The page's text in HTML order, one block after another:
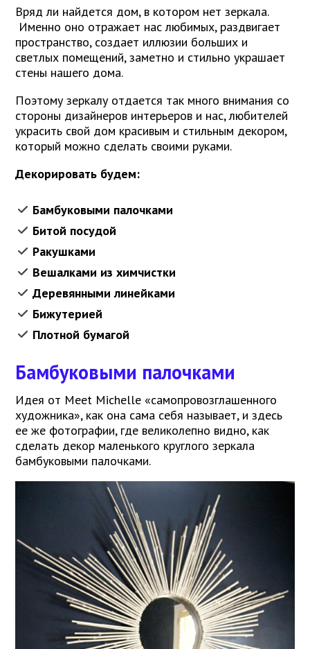
Вряд ли найдется дом, в котором нет зеркала.
Именно оно отражает нас любимых, раздвигает
пространство, создает иллюзии больших и
светлых помещений, заметно и стильно украшает
стены нашего дома.
Поэтому зеркалу отдается так много внимания со
стороны дизайнеров интерьеров и нас, любителей
украсить свой дом красивым и стильным декором,
который можно сделать своими руками.
Декорировать будем:
Бамбуковыми палочками
Битой посудой
Ракушками
Вешалками из химчистки
Деревянными линейками
Бижутерией
Плотной бумагой
Бамбуковыми палочками
Идея от Meet Michelle «самопровозглашенного
художника», как она сама себя называет, и здесь
ее же фотографии, где великолепно видно, как
сделать декор маленького круглого зеркала
бамбуковыми палочками.